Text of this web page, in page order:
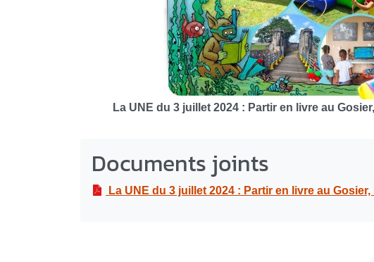
La UNE du 3 juillet 2024 : Partir en livre au
Documents joints
La UNE du 3 juillet 2024 : Partir en livre au